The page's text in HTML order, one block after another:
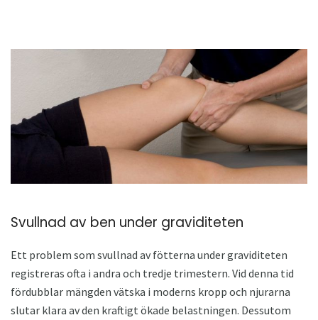
Svullnad av ben under graviditeten
Ett problem som svullnad av fötterna under graviditeten
registreras ofta i andra och tredje trimestern. Vid denna tid
fördubblar mängden vätska i moderns kropp och njurarna
slutar klara av den kraftigt ökade belastningen. Dessutom